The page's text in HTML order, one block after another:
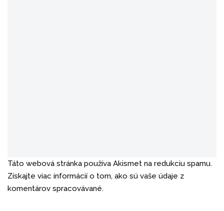
Táto webová stránka používa Akismet na redukciu spamu.
Získajte viac informácií o tom, ako sú vaše údaje z
komentárov spracovávané.